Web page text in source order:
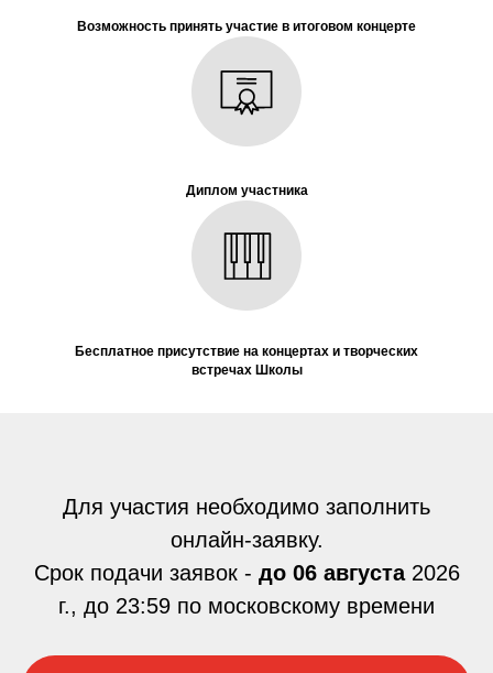
Возможность принять участие в итоговом концерте
Диплом участника
Бесплатное присутствие на концертах и творческих
встречах Школы
Для участия необходимо заполнить
онлайн-заявку.
Срок подачи заявок - до 06 августа2026
г., до 23:59 по московскому времени